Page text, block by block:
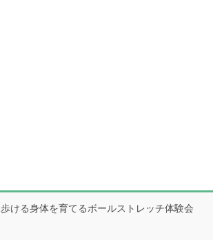
歩ける身体を育てるボールストレッチ体験会